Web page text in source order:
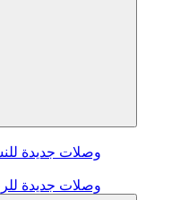
وصلات جديدة
وصلات جديدة